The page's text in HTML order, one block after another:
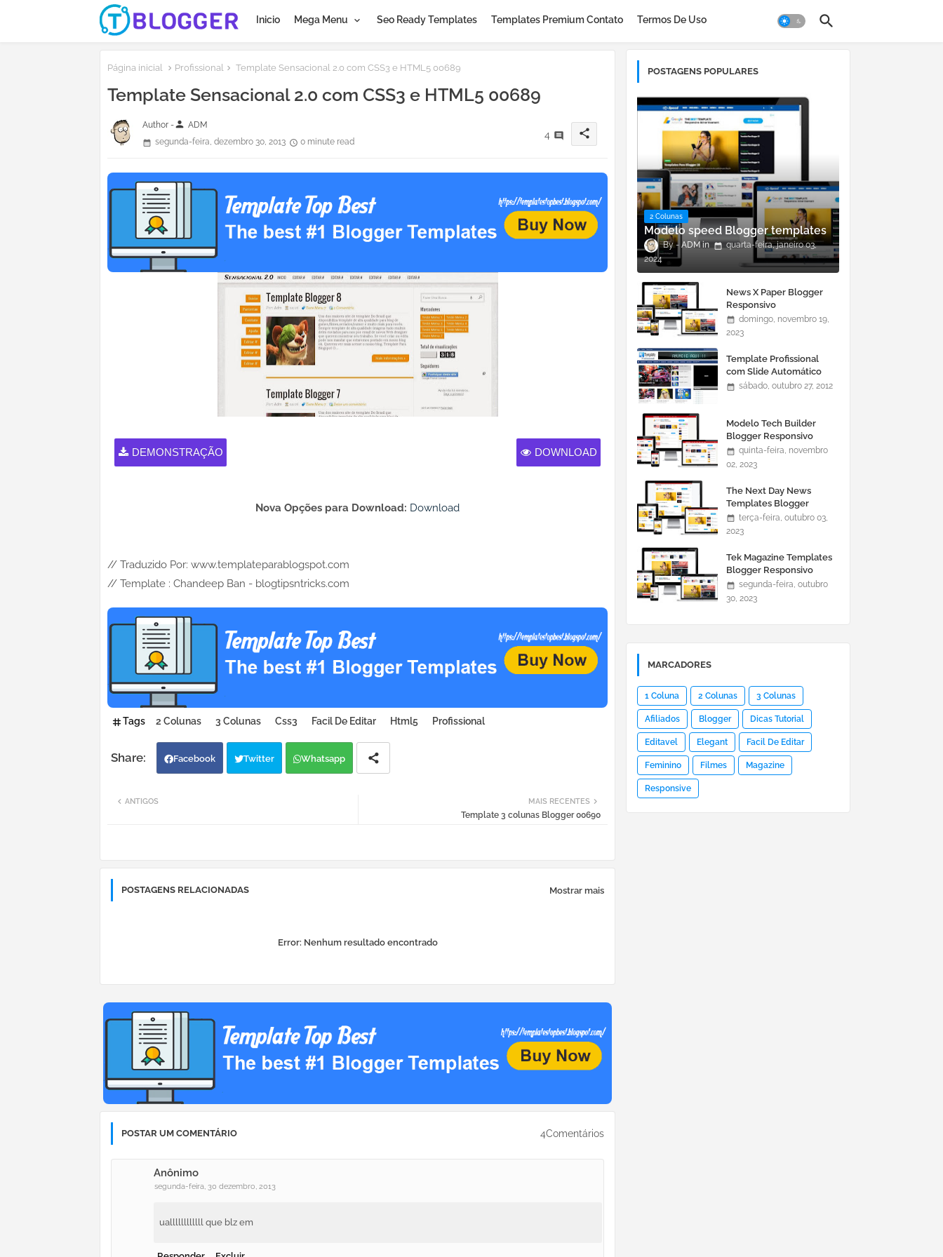
Inicio Mega Menu Seo Ready Templates Templates Premium Contato Termos De Uso
Página inicial Profissional Template Sensacional 2.0 com CSS3 e HTML5 00689
Template Sensacional 2.0 com CSS3 e HTML5 00689
Author -person ADM
segunda-feira, dezembro 30, 2013
0 minute read
4 share
DOWNLOAD
DEMONSTRAÇÃO
Nova Opções para Download: Download
// Traduzido Por: www.templateparablogspot.com
// Template : Chandeep Ban - blogtipsntricks.com
Tags 2 Colunas 3 Colunas Css3 Facil De Editar Html5 Profissional
Facebook Twitter Whatsapp
MAIS RECENTES
Template 3 colunas Blogger 00690
ANTIGOS
POSTAGENS RELACIONADAS Mostrar mais
Error: Nenhum resultado encontrado
POSTAR UM COMENTÁRIO 4Comentários
Anônimo
segunda-feira, 30 dezembro, 2013
uallllllllllll que blz em
POSTAGENS POPULARES
2 Colunas
Modelo speed Blogger templates
ADM
quarta-feira, janeiro 03,
2024
News X Paper Blogger
Responsivo
domingo, novembro 19,
2023
Template Profissional
com Slide Automático
0465sábado, outubro 27, 2012
Modelo Tech Builder
Blogger Responsivo
quinta-feira, novembro
02, 2023
The Next Day News
Templates Blogger
Responsivo
terça-feira, outubro 03,
2023
Tek Magazine Templates
Blogger Responsivo
segunda-feira, outubro
30, 2023
MARCADORES
1 Coluna 2 Colunas 3 Colunas
Afiliados Blogger Dicas Tutorial
Editavel Elegant Facil De Editar
Feminino Filmes Magazine
Responsive